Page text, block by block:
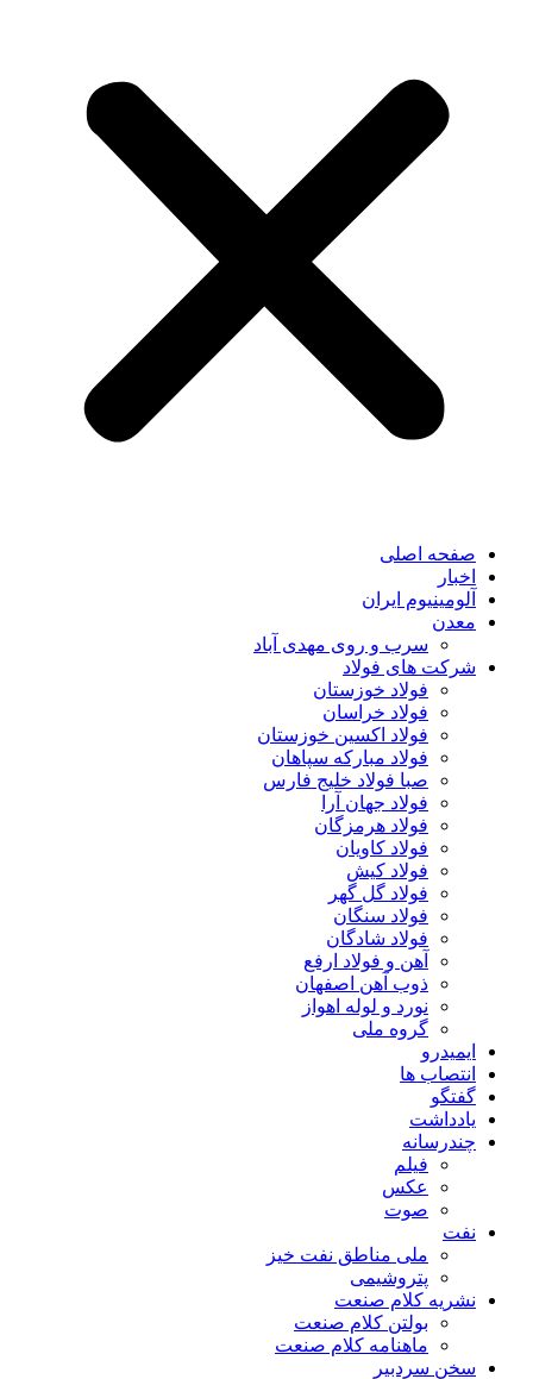
صفحه اصلی
اخبار
آلومینیوم ایران
معدن
سرب و روی مهدی آباد
شرکت های فولاد
فولاد خوزستان
فولاد خراسان
فولاد اکسین خوزستان
فولاد مبارکه سپاهان
صبا فولاد خلیج فارس
فولاد جهان آرا
فولاد هرمزگان
فولاد کاویان
فولاد کیش
فولاد گل گهر
فولاد سنگان
فولاد شادگان
آهن و فولاد ارفع
ذوب آهن اصفهان
نورد و لوله اهواز
گروه ملی
ایمیدرو
انتصاب ها
گفتگو
یادداشت
چندرسانه
فیلم
عکس
صوت
نفت
ملی مناطق نفت خیز
پتروشیمی
نشریه کلام صنعت
بولتن کلام صنعت
ماهنامه کلام صنعت
سخن سردبیر